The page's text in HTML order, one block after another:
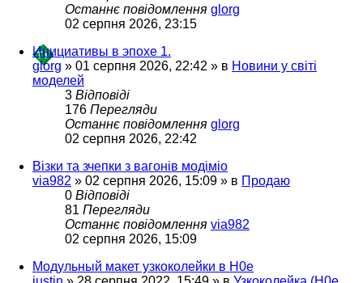
Останнє повідомлення glorg
02 серпня 2026, 23:15
Инициативы в эпохе 1.
glorg » 01 серпня 2026, 22:42 » в Новини у світі
моделей
3 Відповіді
176 Перегляди
Останнє повідомлення glorg
02 серпня 2026, 22:42
Візки та зчепки з вагонів модіміо
via982 » 02 серпня 2026, 15:09 » в Продаю
0 Відповіді
81 Перегляди
Останнє повідомлення via982
02 серпня 2026, 15:09
Модульный макет узкоколейки в H0e